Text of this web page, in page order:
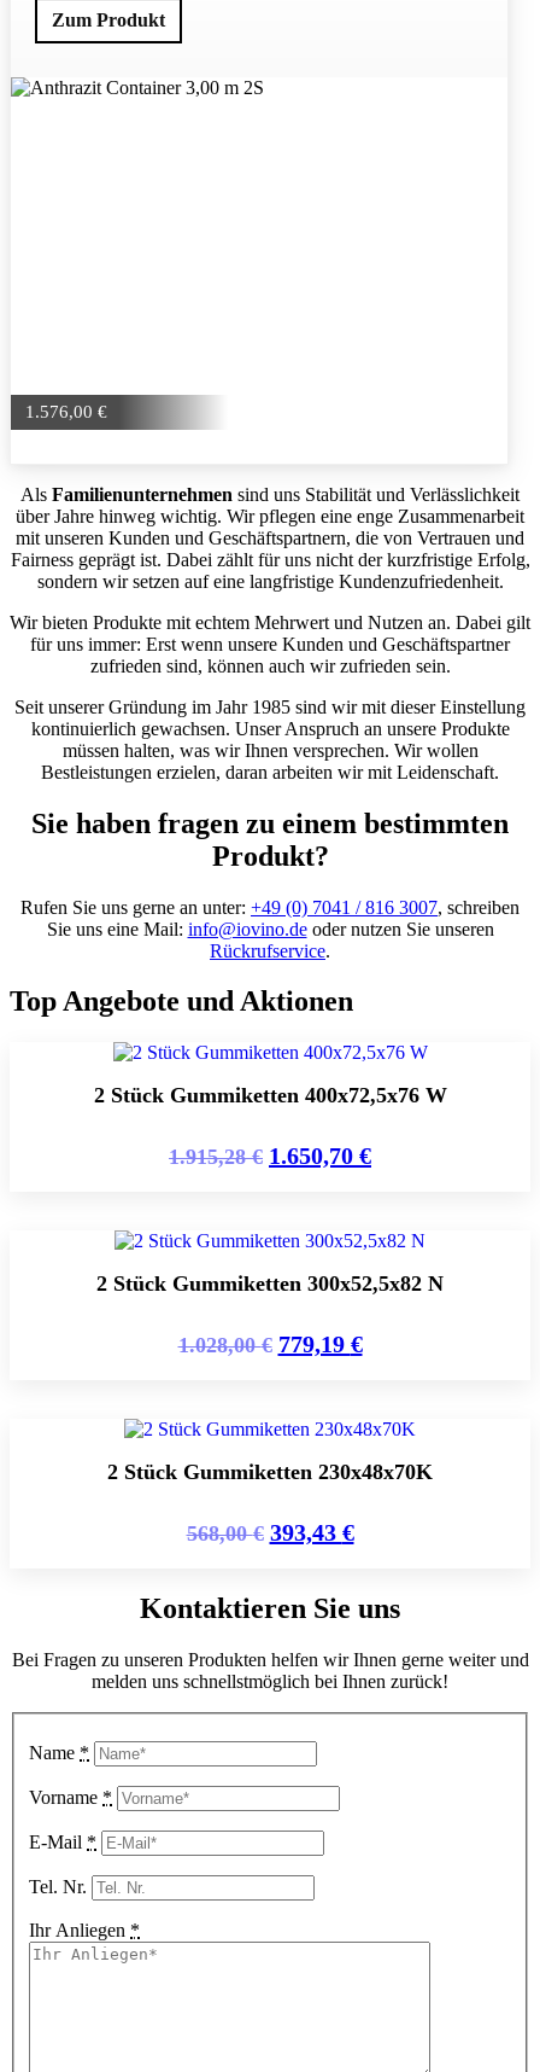
Zum Produkt
1.576,00 €
Als Familienunternehmen sind uns Stabilität und Verlässlichkeit
über Jahre hinweg wichtig. Wir pflegen eine enge Zusammenarbeit
mit unseren Kunden und Geschäftspartnern, die von Vertrauen und
Fairness geprägt ist. Dabei zählt für uns nicht der kurzfristige Erfolg,
sondern wir setzen auf eine langfristige Kundenzufriedenheit.
Wir bieten Produkte mit echtem Mehrwert und Nutzen an. Dabei gilt
für uns immer: Erst wenn unsere Kunden und Geschäftspartner
zufrieden sind, können auch wir zufrieden sein.
Seit unserer Gründung im Jahr 1985 sind wir mit dieser Einstellung
kontinuierlich gewachsen. Unser Anspruch an unsere Produkte
müssen halten, was wir Ihnen versprechen. Wir wollen
Bestleistungen erzielen, daran arbeiten wir mit Leidenschaft.
Sie haben fragen zu einem bestimmten
Produkt?
Rufen Sie uns gerne an unter: +49 (0) 7041 / 816 3007, schreiben
Sie uns eine Mail: info@iovino.deoder nutzen Sie unseren
Rückrufservice.
Top Angebote und Aktionen
2 Stück Gummiketten 400x72,5x76 W
1.915,28€ 1.650,70 €
2 Stück Gummiketten 300x52,5x82 N
1.028,00€ 779,19 €
2 Stück Gummiketten 230x48x70K
568,00€ 393,43 €
Kontaktieren Sie uns
Bei Fragen zu unseren Produkten helfen wir Ihnen gerne weiter und
melden uns schnellstmöglich bei Ihnen zurück!
Name *
Vorname *
E-Mail *
Tel. Nr.
Ihr Anliegen *